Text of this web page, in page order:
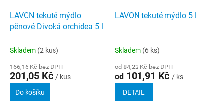
LAVON tekuté mýdlo
pěnové Divoká orchidea 5 l
Skladem (2 kus)
166,16 Kč bez DPH
201,05 Kč / kus
Do košíku
LAVON tekuté mýdlo 5 l
Skladem (6 ks)
od 84,22 Kč bez DPH
od 101,91 Kč / ks
DETAIL